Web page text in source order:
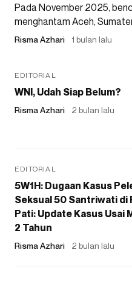
Pada November 2025,
menghantam Aceh,
Risma Azhari 1 bulan lalu
EDITORIAL
WNI, Udah Siap Belum?
Risma Azhari 2 bulan lalu
EDITORIAL
5W1H: Dugaan Kasus
Seksual 50 Santriwati di
Pati: Update Kasus Usai
2 Tahun
Risma Azhari 2 bulan lalu